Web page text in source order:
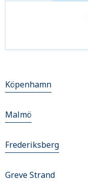
Köpenhamn
Malmö
Frederiksberg
Greve Strand